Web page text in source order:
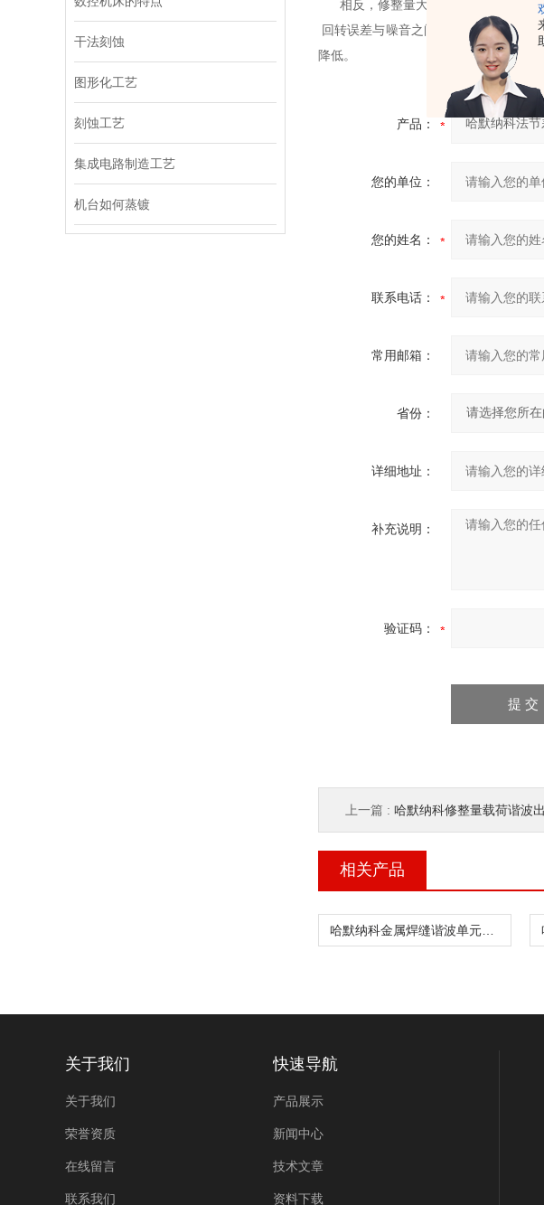
干法刻蚀
图形化工艺
刻蚀工艺
集成电路制造工艺
机台如何蒸镀
相反，修整量大时，
哈默纳科法节
回转误差与噪音之间有着密切的关系
降低。
产品：
您的单位：
您的姓名：
联系电话：
常用邮箱：
省份：
详细地址：
补充说明：
验证码：
上一篇 : 哈默纳科修整量载荷谐波出
相关产品
关于我们
关于我们
荣誉资质
在线留言
联系我们
快速导航
产品展示
新闻中心
技术文章
资料下载